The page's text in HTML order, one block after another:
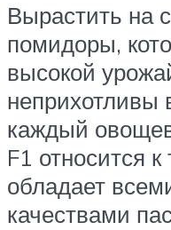
Вырастить на
помидоры,
высокой
неприхотливы
каждый
F1 относится
обладает
качествами